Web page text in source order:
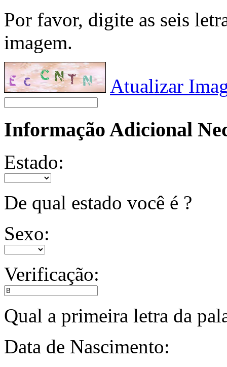
Por favor, digite as seis
imagem.
Atualizar
Informação Adicional
Estado:
De qual estado você é ?
Sexo:
Verificação:
Qual a primeira letra da
Data de Nascimento: